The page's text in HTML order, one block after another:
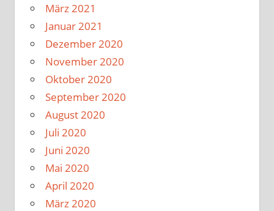
März 2021
Januar 2021
Dezember 2020
November 2020
Oktober 2020
September 2020
August 2020
Juli 2020
Juni 2020
Mai 2020
April 2020
März 2020